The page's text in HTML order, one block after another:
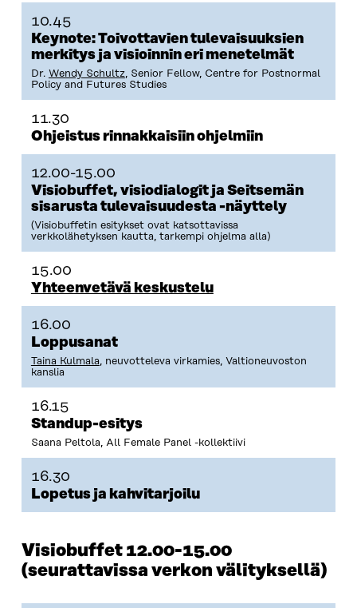
U
U
D
E
S
S
A
I
K
N
A
S
A
D
E
S
S
A
I
K
A
S
S
U
D
E
S
S
A
K
A
S
A
U
U
D
E
S
I
N
A
S
10.45
Keynote: Toivottavien tulevaisuuksien
merkitys ja visioinnin eri menetelmät
Dr. Wendy Schultz, Senior Fellow, Centre for Postnormal
Policy and Futures Studies
11.30
Ohjeistus rinnakkaisiin ohjelmiin
12.00-15.00
Visiobuffet, visiodialogit ja Seitsemän
sisarusta tulevaisuudesta -näyttely
(Visiobuffetin esitykset ovat katsottavissa
verkkolähetyksen kautta, tarkempi ohjelma alla)
15.00
Yhteenvetävä keskustelu
16.00
Loppusanat
Taina Kulmala , neuvotteleva virkamies, Valtioneuvoston
kanslia
16.15
Standup-esitys
Saana Peltola, All Female Panel -kollektiivi
16.30
Lopetus ja kahvitarjoilu
Visiobuffet 12.00-15.00
(seurattavissa verkon välityksellä)